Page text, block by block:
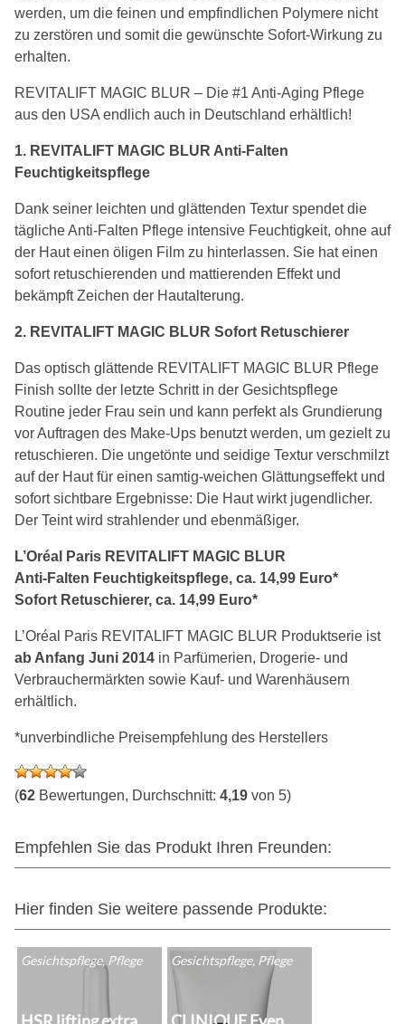
werden, um die feinen und empfindlichen Polymere nicht
zu zerstören und somit die gewünschte Sofort-Wirkung zu
erhalten.
REVITALIFT MAGIC BLUR – Die #1 Anti-Aging Pflege
aus den USA endlich auch in Deutschland erhältlich!
1. REVITALIFT MAGIC BLUR Anti-Falten
Feuchtigkeitspflege
Dank seiner leichten und glättenden Textur spendet die
tägliche Anti-Falten Pflege intensive Feuchtigkeit, ohne auf
der Haut einen öligen Film zu hinterlassen. Sie hat einen
sofort retuschierenden und mattierenden Effekt und
bekämpft Zeichen der Hautalterung.
2. REVITALIFT MAGIC BLUR Sofort Retuschierer
Das optisch glättende REVITALIFT MAGIC BLUR Pflege
Finish sollte der letzte Schritt in der Gesichtspflege
Routine jeder Frau sein und kann perfekt als Grundierung
vor Auftragen des Make-Ups benutzt werden, um gezielt zu
retuschieren. Die ungetönte und seidige Textur verschmilzt
auf der Haut für einen samtig-weichen Glättungseffekt und
sofort sichtbare Ergebnisse: Die Haut wirkt jugendlicher.
Der Teint wird strahlender und ebenmäßiger.
L’Oréal Paris REVITALIFT MAGIC BLUR
Anti-Falten Feuchtigkeitspflege, ca. 14,99 Euro*
Sofort Retuschierer, ca. 14,99 Euro*
L’Oréal Paris REVITALIFT MAGIC BLUR Produktserie ist
ab Anfang Juni 2014 in Parfümerien, Drogerie- und
Verbrauchermärkten sowie Kauf- und Warenhäusern
erhältlich.
*unverbindliche Preisempfehlung des Herstellers
(62 Bewertungen, Durchschnitt: 4,19 von 5)
Empfehlen Sie das Produkt Ihren Freunden:
Hier finden Sie weitere passende Produkte:
Gesichtspflege, Pflege Gesichtspflege, Pflege